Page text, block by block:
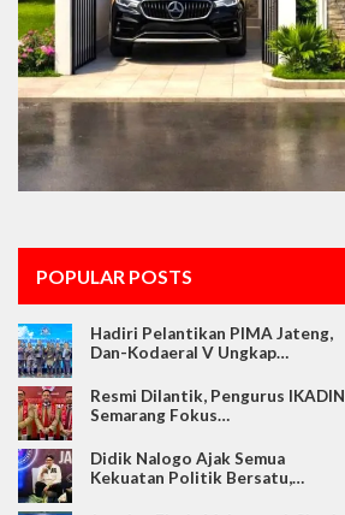
POPULAR POSTS
Hadiri Pelantikan PIMA Jateng,
Dan-Kodaeral V Ungkap…
Resmi Dilantik, Pengurus IKADIN
Semarang Fokus…
Didik Nalogo Ajak Semua
Kekuatan Politik Bersatu,…